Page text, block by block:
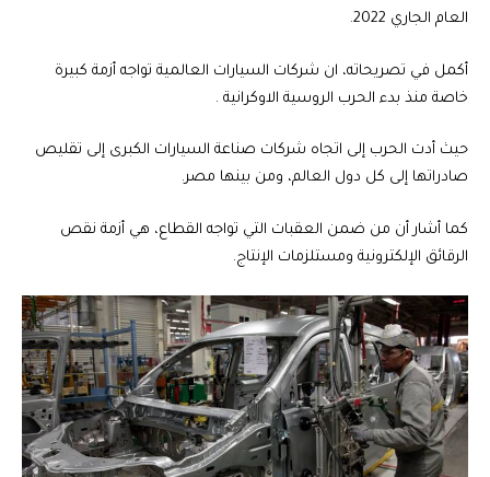
العام الجاري 2022.
أكمل في تصريحاته، ان شركات السيارات العالمية تواجه أزمة كبيرة
خاصة منذ بدء الحرب الروسية الاوكرانية .
حيث أدت الحرب إلى اتجاه شركات صناعة السيارات الكبرى إلى تقليص
صادراتها إلى كل دول العالم، ومن بينها مصر.
كما أشار أن من ضمن العقبات التي تواجه القطاع، هي أزمة نقص
الرقائق الإلكترونية ومستلزمات الإنتاج.